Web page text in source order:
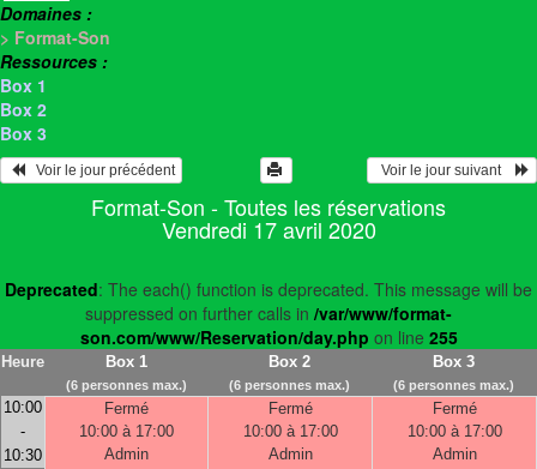
Domaines :
> Format-Son
Ressources :
Box 1
Box 2
Box 3
   Voir le jour précédent
  Voir le jour suivant
Format-Son - Toutes les réservations
Vendredi 17 avril 2020
Deprecated: The each() function is deprecated. This message will be
suppressed on further calls in /var/www/format-
son.com/www/Reservation/day.php on line 255
Heure Box 1
(6 personnes max.)
Box 2
(6 personnes max.)
Box 3
(6 personnes max.)
10:00
-
10:30
Fermé
10:00 à 17:00
Admin
Fermé
10:00 à 17:00
Admin
Fermé
10:00 à 17:00
Admin